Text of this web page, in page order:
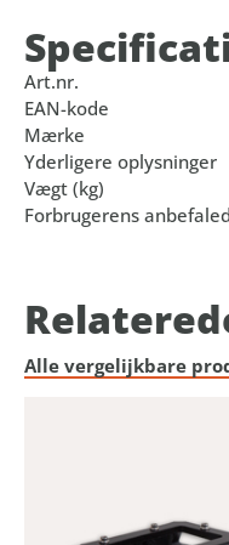
Art.nr.
EAN-kode
Mærke
Yderligere oplysninger
Vægt (kg)
Forbrugerens
Alle vergelijkbare